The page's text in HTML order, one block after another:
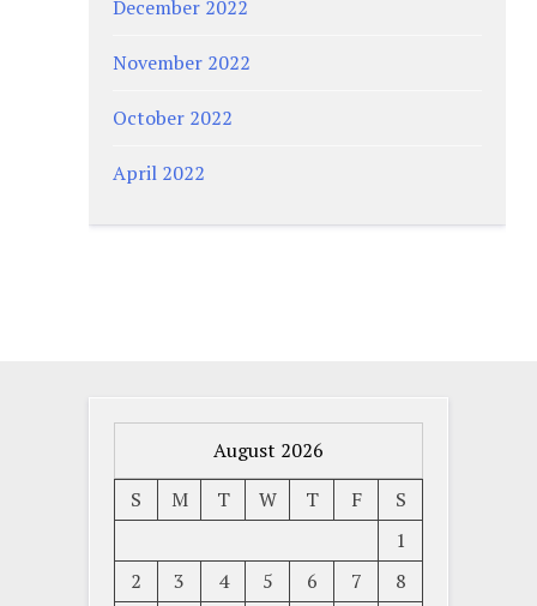
December 2022
November 2022
October 2022
April 2022
August 2026
S
M T W T F
S
1
2
3 4 5 6 7 8